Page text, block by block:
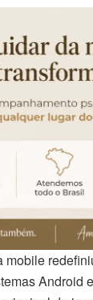
Android